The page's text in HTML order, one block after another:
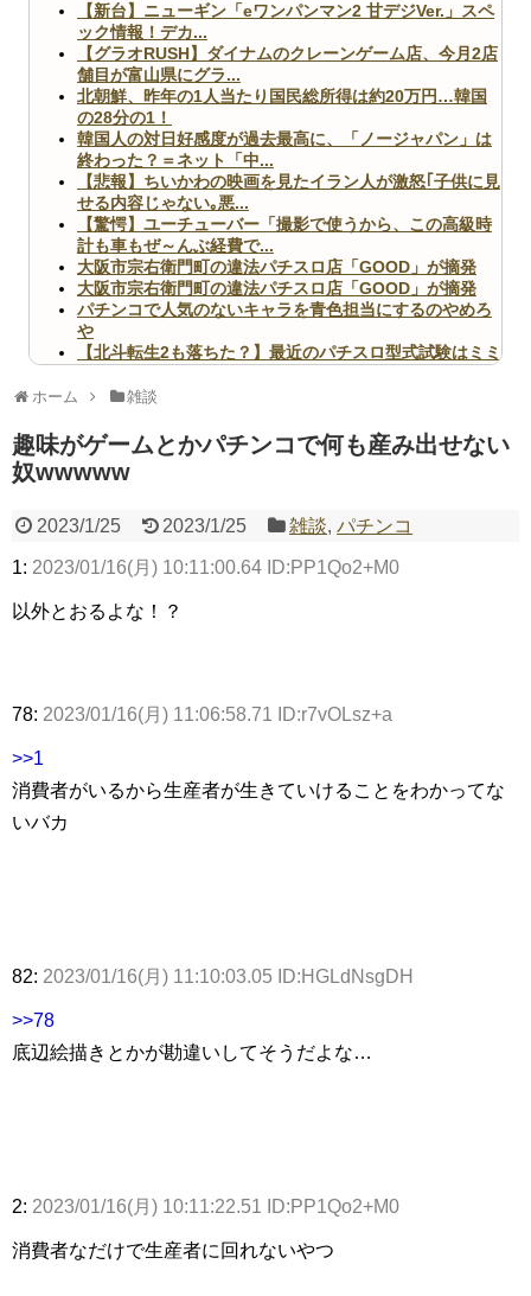
【新台】ニューギン「eワンパンマン2 甘デジVer.」スペ
ック情報！デカ...
【グラオRUSH】ダイナムのクレーンゲーム店、今月2店
舗目が富山県にグラ...
北朝鮮、昨年の1人当たり国民総所得は約20万円…韓国
の28分の1！
韓国人の対日好感度が過去最高に、「ノージャパン」は
終わった？＝ネット「中...
【悲報】ちいかわの映画を見たイラン人が激怒｢子供に見
せる内容じゃない｡悪...
【驚愕】ユーチューバー「撮影で使うから、この高級時
計も車もぜ～んぶ経費で...
大阪市宗右衛門町の違法パチスロ店「GOOD」が摘発
大阪市宗右衛門町の違法パチスロ店「GOOD」が摘発
パチンコで人気のないキャラを青色担当にするのやめろ
や
【北斗転生2も落ちた？】最近のパチスロ型式試験はミミ
無職のパチンコカス(22)なんやが、ワイの人生どれくら
AngelBeats!とかいうクソアニメの思い出ｗｗｗ
Powered by livedoor 相互RSS
ホーム 雑談
趣味がゲームとかパチンコで何も産み出せない
奴wwwww
2023/1/25 2023/1/25 雑談,パチンコ
1: 2023/01/16(月) 10:11:00.64 ID:PP1Qo2+M0
以外とおるよな！？
78: 2023/01/16(月) 11:06:58.71 ID:r7vOLsz+a
>>1
消費者がいるから生産者が生きていけることをわかってな
いバカ
82: 2023/01/16(月) 11:10:03.05 ID:HGLdNsgDH
>>78
底辺絵描きとかが勘違いしてそうだよな…
2: 2023/01/16(月) 10:11:22.51 ID:PP1Qo2+M0
消費者なだけで生産者に回れないやつ